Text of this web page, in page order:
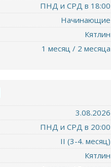
ПНД и СРД в 18:00
Hачинающие
Кятлин
1 месяц / 2 месяца
3.08.2026
ПНД и СРД в 20:00
II (3-4. месяц)
Кятлин